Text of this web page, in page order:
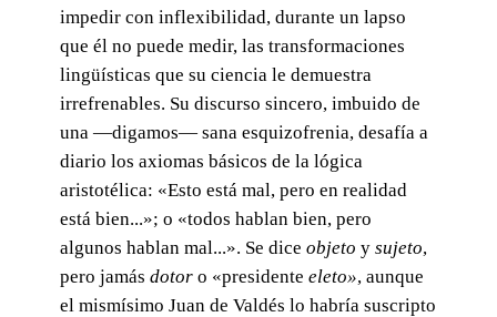
impedir con inflexibilidad, durante un lapso
que él no puede medir, las transformaciones
lingüísticas que su ciencia le demuestra
irrefrenables. Su discurso sincero, imbuido de
una —digamos— sana esquizofrenia, desafía a
diario los axiomas básicos de la lógica
aristotélica: «Esto está mal, pero en realidad
está bien...»; o «todos hablan bien, pero
algunos hablan mal...». Se dice objeto y sujeto,
pero jamás dotor o «presidente eleto», aunque
el mismísimo Juan de Valdés lo habría suscripto